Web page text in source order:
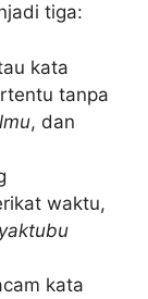
tiga:
kata
tanpa
, dan
waktu,
yaktubu
kata